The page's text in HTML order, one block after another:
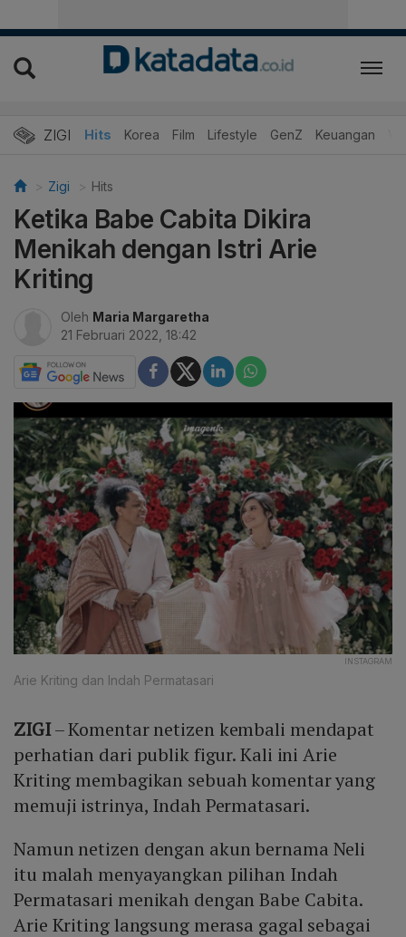
ZIGI Hits Korea Film Lifestyle GenZ Keuangan
Zigi Hits
Ketika Babe Cabita Dikira
Menikah dengan Istri Arie
Kriting
Oleh Maria Margaretha
21 Februari 2022, 18:42
INSTAGRAM
Arie Kriting dan Indah Permatasari
ZIGI– Komentar netizen kembali mendapat
perhatian dari publik figur. Kali ini Arie
Kriting membagikan sebuah komentar yang
memuji istrinya, Indah Permatasari.
Namun netizen dengan akun bernama Neli
itu malah menyayangkan pilihan Indah
Permatasari menikah dengan Babe Cabita.
Arie Kriting langsung merasa gagal sebagai